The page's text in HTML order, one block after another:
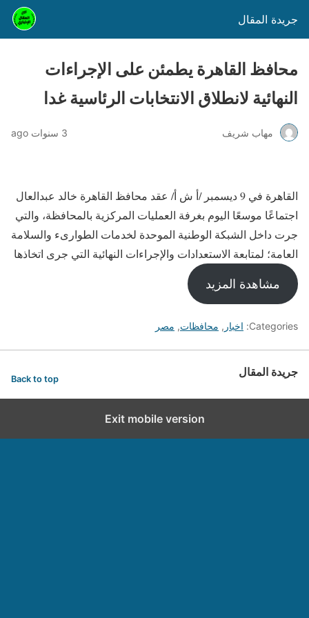
جريدة المقال
محافظ القاهرة يطمئن على الإجراءات
النهائية لانطلاق الانتخابات الرئاسية غدا
مهاب شريف 3 سنوات ago
القاهرة في 9 ديسمبر /أ ش أ/ عقد محافظ القاهرة خالد عبدالعال
اجتماعًا موسعًا اليوم بغرفة العمليات المركزية بالمحافظة، والتي
جرت داخل الشبكة الوطنية الموحدة لخدمات الطوارىء والسلامة
العامة؛ لمتابعة الاستعدادات والإجراءات النهائية التي جرى اتخاذها
مشاهدة المزيد
Categories: اخبار , محافظات, مصر
جريدة المقال Back to top
Exit mobile version